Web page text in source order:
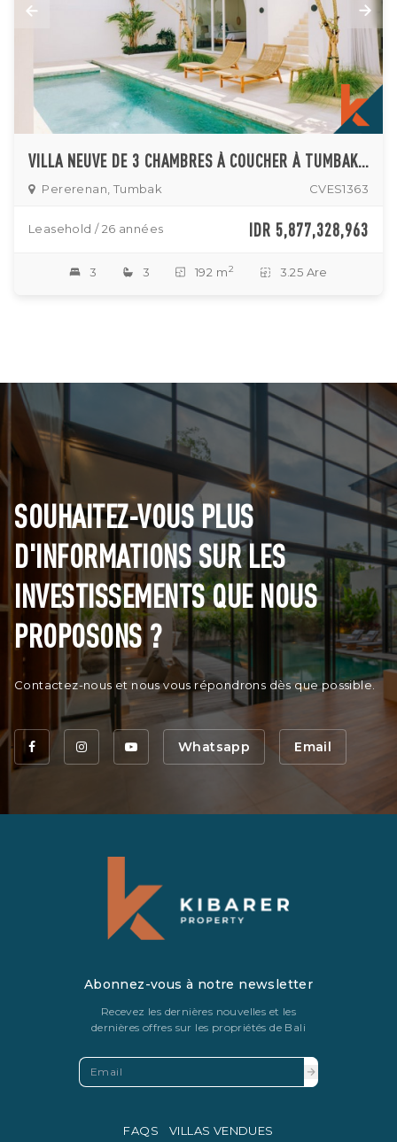
VILLA NEUVE DE 3 CHAMBRES À COUCHER À TUMBAK BAYUH À VENDRE
Pererenan, Tumbak CVES1363
Leasehold / 26 années IDR 5,877,328,963
3 3 192 m2 3.25 Are
SOUHAITEZ-VOUS PLUS
D'INFORMATIONS SUR LES
INVESTISSEMENTS QUE NOUS
PROPOSONS ?
Contactez-nous et nous vous répondrons dès que possible.
Whatsapp Email
Abonnez-vous à notre newsletter
Recevez les dernières nouvelles et les
dernières offres sur les propriétés de Bali
FAQS VILLAS VENDUES